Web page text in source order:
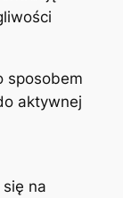
sposobem
aktywnej
na